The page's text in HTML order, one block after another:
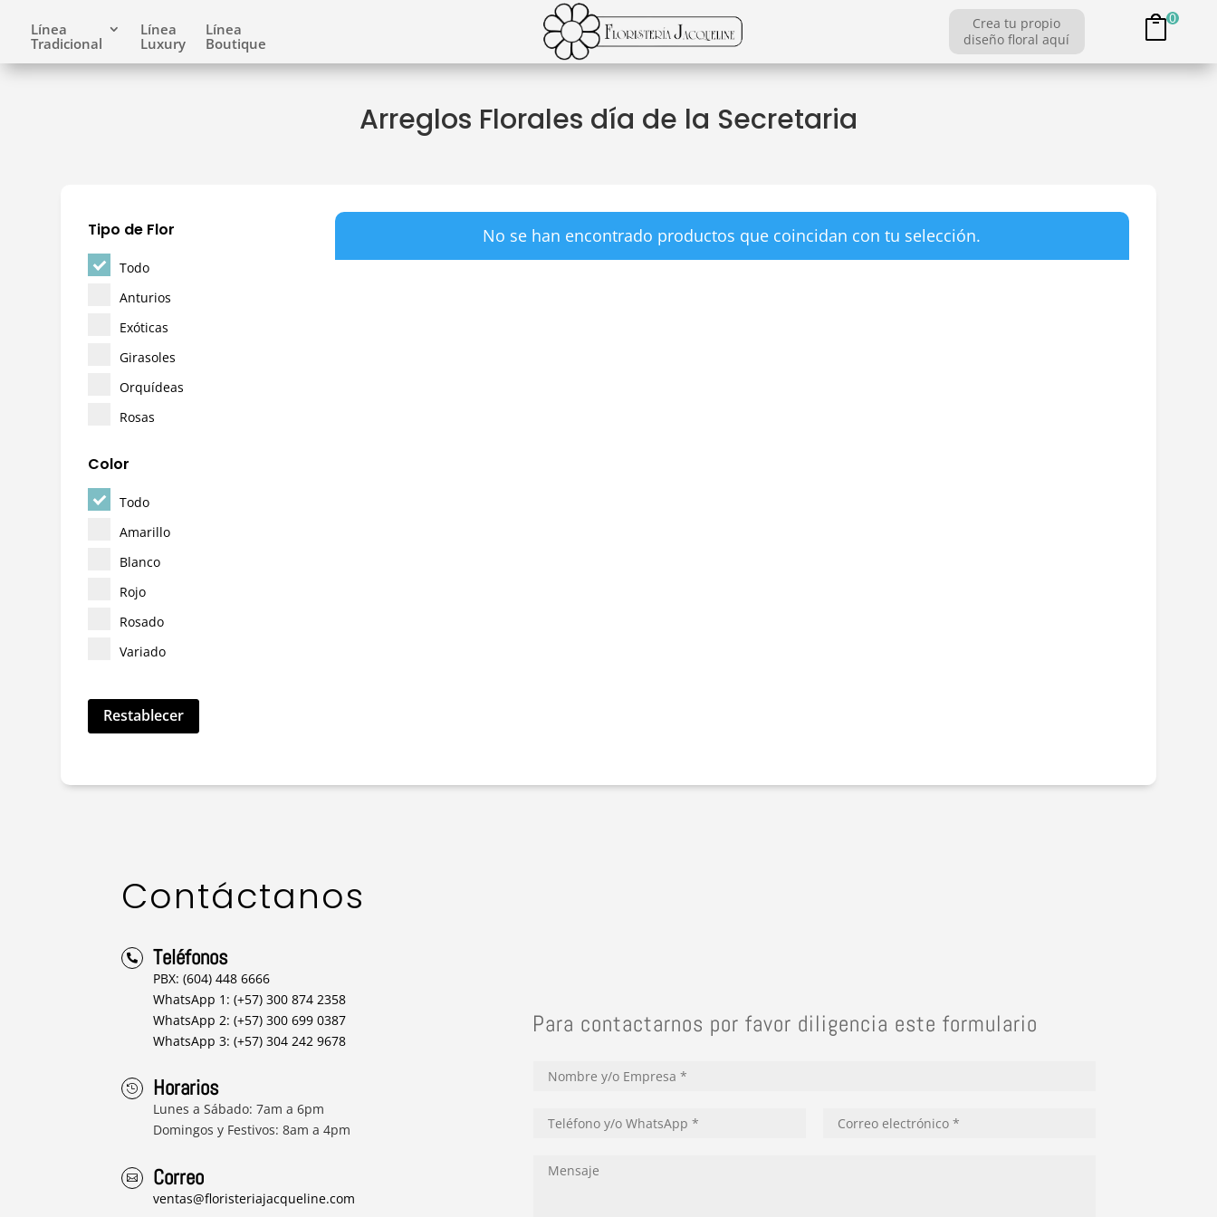
Línea
Tradicional
Línea
Luxury
Línea
Boutique
Crea tu propio
diseño floral aquí
0
Arreglos Florales día de la Secretaria
Tipo de Flor
Todo
Anturios
Exóticas
Girasoles
Orquídeas
Rosas
Color
Todo
Amarillo
Blanco
Rojo
Rosado
Variado
Restablecer
No se han encontrado productos que coincidan con tu selección.
Contáctanos
 Teléfonos
PBX: (604) 448 6666
WhatsApp 1: (+57) 300 874 2358
WhatsApp 2: (+57) 300 699 0387
WhatsApp 3: (+57) 304 242 9678
 Horarios
Lunes a Sábado: 7am a 6pm
Domingos y Festivos: 8am a 4pm
 Correo
ventas@floristeriajacqueline.com
Para contactarnos por favor diligencia este formulario